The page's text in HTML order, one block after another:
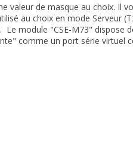
valeur de masque au choix. Il
au choix en mode Serveur
module "CSE-M73" dispose
comme un port série virtuel